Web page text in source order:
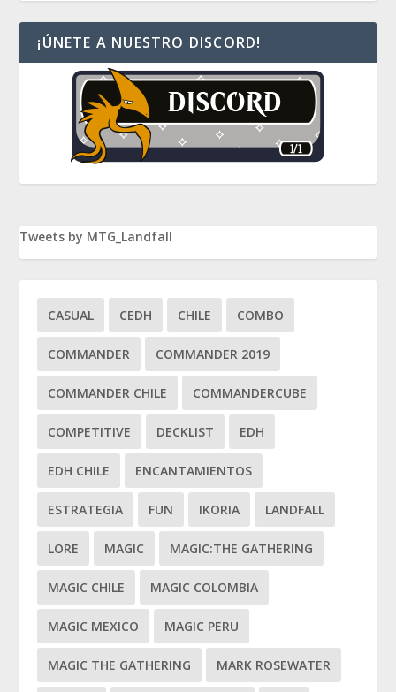
¡ÚNETE A NUESTRO DISCORD!
Tweets by MTG_Landfall
CASUAL CEDH CHILE COMBO
COMMANDER COMMANDER 2019
COMMANDER CHILE COMMANDERCUBE
COMPETITIVE DECKLIST EDH
EDH CHILE ENCANTAMIENTOS
ESTRATEGIA FUN IKORIA LANDFALL
LORE MAGIC MAGIC:THE GATHERING
MAGIC CHILE MAGIC COLOMBIA
MAGIC MEXICO MAGIC PERU
MAGIC THE GATHERING MARK ROSEWATER